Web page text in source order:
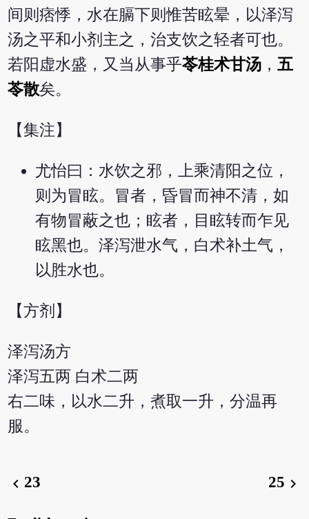
间则痞悸，水在膈下则惟苦眩晕，以泽泻
汤之平和小剂主之，治支饮之轻者可也。
若阳虚水盛，又当从事乎苓桂术甘汤 ，五
苓散矣。
【集注】
尤怡曰：水饮之邪，上乘清阳之位，
则为冒眩。冒者，昏冒而神不清，如
有物冒蔽之也；眩者，目眩转而乍见
眩黑也。泽泻泄水气，白术补土气，
以胜水也。
【方剂】
泽泻汤方
泽泻五两 白术二两
右二味，以水二升，煮取一升，分温再
服。
chevron_left 23 25 chevron_right